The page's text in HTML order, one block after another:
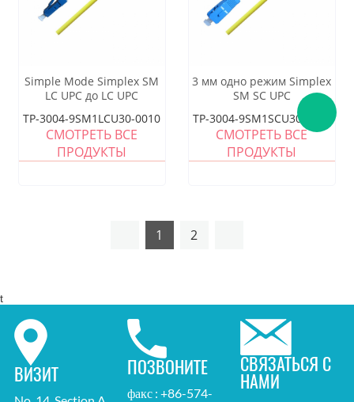
Simple Mode Simplex SM
LC UPC до LC UPC
TP-3004-9SM1LCU30-0010
СМОТРЕТЬ ВСЕ
ПРОДУКТЫ
3 мм одно режим Simplex
SM SC UPC
Оптоволоконное косичка
TP-3004-9SM1SCU30-0010
СМОТРЕТЬ ВСЕ
ПРОДУКТЫ
1 2
t
ВИЗИТ ПОЗВОНИТЕ
факс : +86-574-
СВЯЗАТЬСЯ С
НАМИ